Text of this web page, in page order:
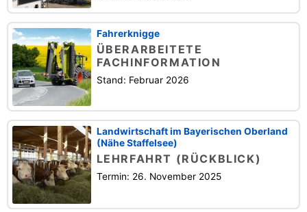
Fahrerknigge
ÜBERARBEITETE
FACHINFORMATION
Stand: Februar 2026
Landwirtschaft im Bayerischen Oberland
(Nähe Staffelsee)
LEHRFAHRT (RÜCKBLICK)
Termin: 26. November 2025